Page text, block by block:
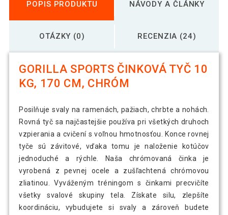
POPIS PRODUKTU NÁVODY A ČLÁNKY
OTÁZKY (0) RECENZIA (24)
GORILLA SPORTS ČINKOVÁ TYČ 10
KG, 170 CM, CHRÓM
Posilňuje svaly na ramenách, pažiach, chrbte a nohách.
Rovná tyč sa najčastejšie používa pri všetkých druhoch
vzpierania a cvičení s voľnou hmotnosťou. Konce rovnej
tyče sú závitové, vďaka tomu je naloženie kotúčov
jednoduché a rýchle. Naša chrómovaná činka je
vyrobená z pevnej ocele a zušľachtená chrómovou
zliatinou. Vyváženým tréningom s činkami precvičíte
všetky svalové skupiny tela. Získate silu, zlepšíte
koordináciu, vybudujete si svaly a zároveň budete